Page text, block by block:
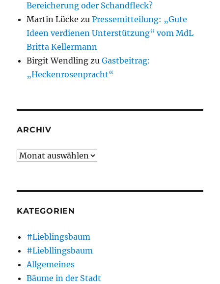
Bereicherung oder Schandfleck?
Martin Lücke zuPressemitteilung: „Gute
Ideen verdienen Unterstützung“ vom MdL
Britta Kellermann
Birgit Wendling zuGastbeitrag:
„Heckenrosenpracht“
ARCHIV
Archiv
KATEGORIEN
#Lieblingsbaum
#Liebllingsbaum
Allgemeines
Bäume in der Stadt